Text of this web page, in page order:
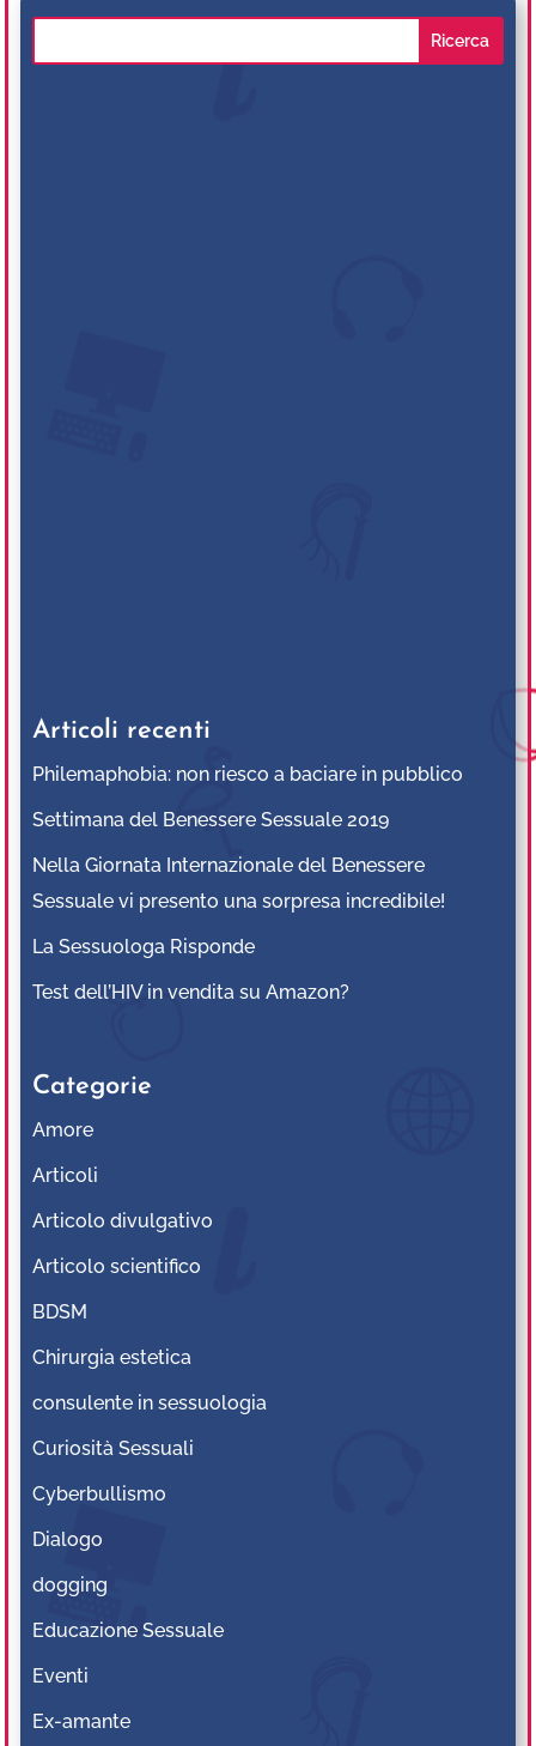
Articoli recenti
Philemaphobia: non riesco a baciare in pubblico
Settimana del Benessere Sessuale 2019
Nella Giornata Internazionale del Benessere
Sessuale vi presento una sorpresa incredibile!
La Sessuologa Risponde
Test dell’HIV in vendita su Amazon?
Categorie
Amore
Articoli
Articolo divulgativo
Articolo scientifico
BDSM
Chirurgia estetica
consulente in sessuologia
Curiosità Sessuali
Cyberbullismo
Dialogo
dogging
Educazione Sessuale
Eventi
Ex-amante